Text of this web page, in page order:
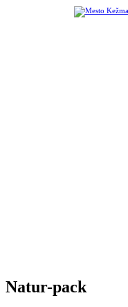
Natur-pack